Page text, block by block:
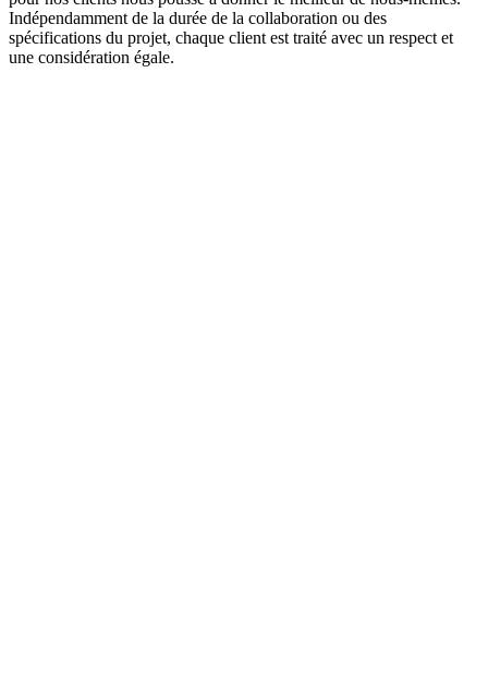
Indépendamment de la durée de la collaboration ou des
spécifications du projet, chaque client est traité avec un respect et
une considération égale.